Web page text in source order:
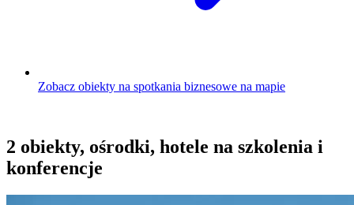
Zobacz obiekty na spotkania biznesowe na mapie
2 obiekty, ośrodki, hotele na szkolenia i
konferencje